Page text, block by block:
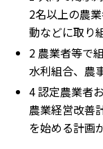
2名以上の農
動などに取り
2 農業者等で
水利組合、農
4 認定農業者
農業経営改善
を始める計画